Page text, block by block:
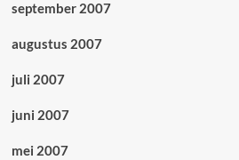
september 2007
augustus 2007
juli 2007
juni 2007
mei 2007